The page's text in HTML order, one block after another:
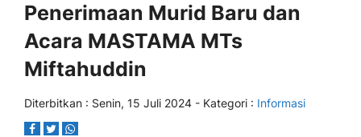
Penerimaan Murid Baru dan
Acara MASTAMA MTs
Miftahuddin
Diterbitkan : Senin, 15 Juli 2024 - Kategori : Informasi